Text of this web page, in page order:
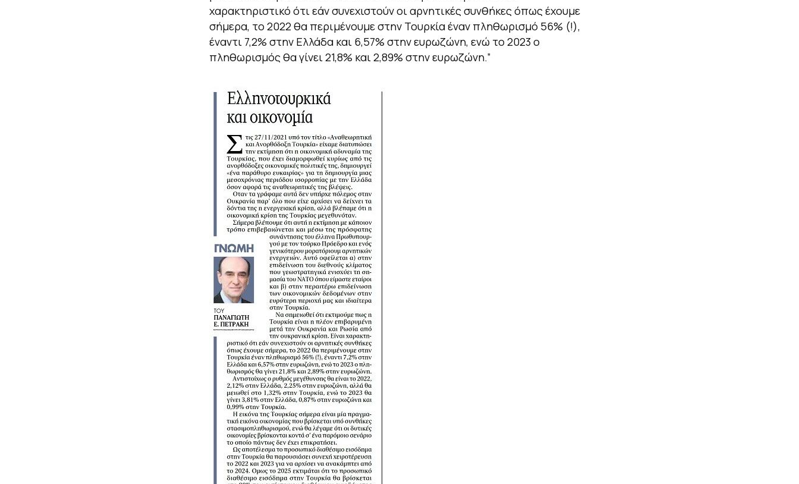
χαρακτηριστικό ότι εάν συνεχιστούν οι αρνητικές συνθήκες όπως έχουμε
σήμερα, το 2022 θα περιμένουμε στην Τουρκία έναν πληθωρισμό 56% (!),
έναντι 7,2% στην Ελλάδα και 6,57% στην ευρωζώνη, ενώ το 2023 ο
πληθωρισμός θα γίνει 21,8% και 2,89% στην ευρωζώνη.”